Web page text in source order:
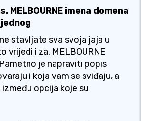
MELBOURNE imena domena
stavljate sva svoja jaja u
vrijedi i za. MELBOURNE
je napraviti popis
i koja vam se sviđaju, a
opcija koje su